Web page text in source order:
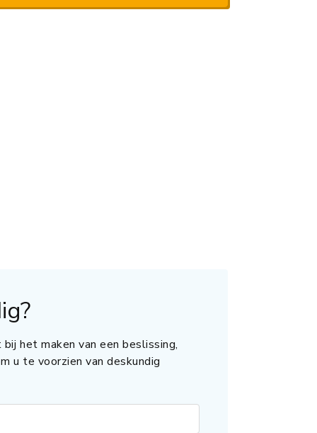
het maken van een beslissing,
u te voorzien van deskundig